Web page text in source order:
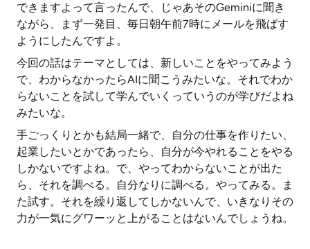
できますよって言ったんで、じゃあそのGeminiに聞き
ながら、まず一発目、毎日朝午前7時にメールを飛ばす
ようにしたんですよ。
今回の話はテーマとしては、新しいことをやってみよう
で、わからなかったらAIに聞こうみたいな。それでわか
らないことを試して学んでいくっていうのが学びだよね
みたいな。
手ごっくりとかも結局一緒で、自分の仕事を作りたい、
起業したいとかであったら、自分が今やれることをやる
しかないですよね。で、やってわからないことが出た
ら、それを調べる。自分なりに調べる。やってみる。ま
た試す。それを繰り返してしかないんで、いきなりその
力が一気にグワーッと上がることはないんでしょうね。